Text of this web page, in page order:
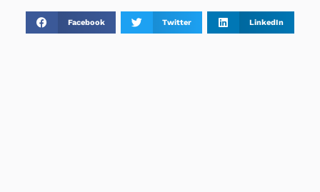
Facebook Twitter LinkedIn